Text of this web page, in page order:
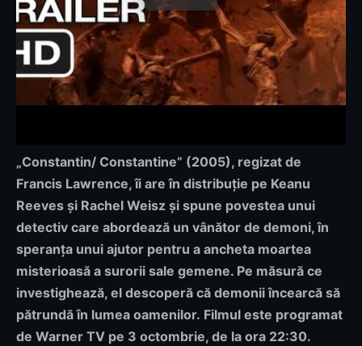
„Constantin/ Constantine” (2005), regizat de
Francis Lawrence, îi are în distribuție pe Keanu
Reeves și Rachel Weisz și spune povestea unui
detectiv care abordează un vânător de demoni, în
speranța unui ajutor pentru a ancheta moartea
misterioasă a surorii sale gemene. Pe măsură ce
investighează, el descoperă că demonii încearcă să
pătrundă în lumea oamenilor. Filmul este programat
de Warner TV pe 3 octombrie, de la ora 22:30.